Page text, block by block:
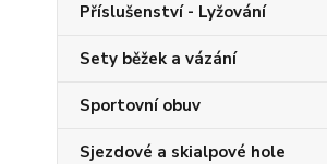
Příslušenství - Lyžování
Sety běžek a vázání
Sportovní obuv
Sjezdové a skialpové hole